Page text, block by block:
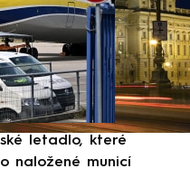
letadlo, které
naložené municí